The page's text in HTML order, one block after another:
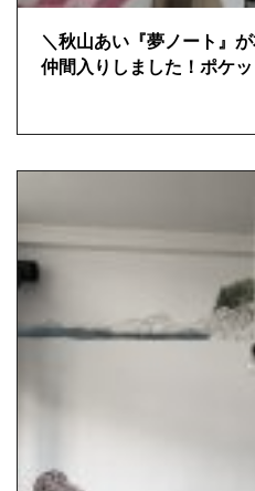
＼秋山あい『夢ノート』
仲間入りしました！ポケ